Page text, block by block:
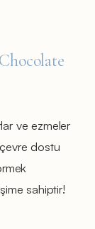
ve ezmeler
dostu
sahiptir!